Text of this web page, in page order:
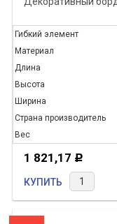
Гибкий элемент
Материал
Длина
Высота
Ширина
Страна производитель
Вес
1 821,17 Р
КУПИТЬ